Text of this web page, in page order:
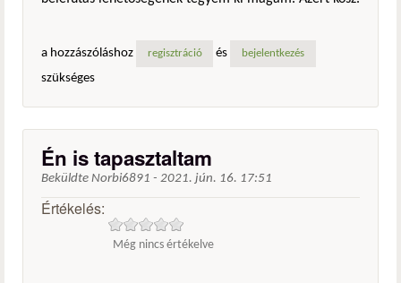
a hozzászóláshoz regisztráció és bejelentkezés
szükséges
Én is tapasztaltam
Beküldte Norbi6891 - 2021. jún. 16. 17:51
Értékelés:
Még nincs értékelve